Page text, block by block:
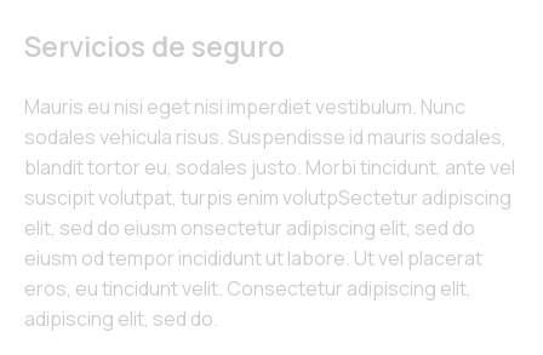
Servicios de seguro
Mauris eu nisi eget nisi imperdiet vestibulum. Nunc
sodales vehicula risus. Suspendisse id mauris sodales,
blandit tortor eu, sodales justo. Morbi tincidunt, ante vel
suscipit volutpat, turpis enim volutpSectetur adipiscing
elit, sed do eiusm onsectetur adipiscing elit, sed do
eiusm od tempor incididunt ut labore. Ut vel placerat
eros, eu tincidunt velit. Consectetur adipiscing elit,
adipiscing elit, sed do.